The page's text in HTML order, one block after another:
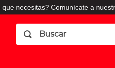
necesitas? Comunícate a
Buscar